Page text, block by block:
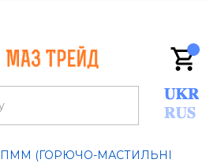
ПММ (ГОРЮЧО-МАСТИЛЬНІ